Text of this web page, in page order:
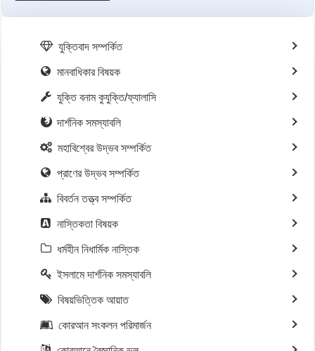
যুক্তিবাদ সম্পর্কিত
মানবাধিকার বিষয়ক
যুক্তি বনাম কুযুক্তি/ফ্যালাসি
দার্শনিক সমস্যাবলি
মহাবিশ্বের উদ্ভব সম্পর্কিত
প্রাণের উদ্ভব সম্পর্কিত
বিবর্তন তত্ত্ব সম্পর্কিত
নাস্তিকতা বিষয়ক
ধর্মহীন নিধার্মিক নাস্তিক
ইসলামে দার্শনিক সমস্যাবলি
বিষয়ভিত্তিক আয়াত
কোরআন সংকলন পরিমার্জন